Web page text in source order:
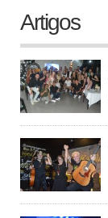
Artigos